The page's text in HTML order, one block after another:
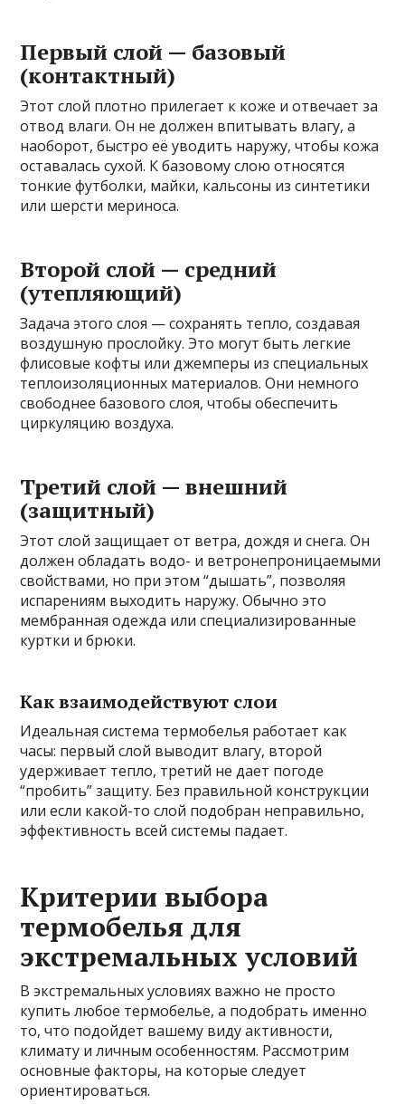
Первый слой — базовый
(контактный)
Этот слой плотно прилегает к коже и отвечает за
отвод влаги. Он не должен впитывать влагу, а
наоборот, быстро её уводить наружу, чтобы кожа
оставалась сухой. К базовому слою относятся
тонкие футболки, майки, кальсоны из синтетики
или шерсти мериноса.
Второй слой — средний
(утепляющий)
Задача этого слоя — сохранять тепло, создавая
воздушную прослойку. Это могут быть легкие
флисовые кофты или джемперы из специальных
теплоизоляционных материалов. Они немного
свободнее базового слоя, чтобы обеспечить
циркуляцию воздуха.
Третий слой — внешний
(защитный)
Этот слой защищает от ветра, дождя и снега. Он
должен обладать водо- и ветронепроницаемыми
свойствами, но при этом “дышать”, позволяя
испарениям выходить наружу. Обычно это
мембранная одежда или специализированные
куртки и брюки.
Как взаимодействуют слои
Идеальная система термобелья работает как
часы: первый слой выводит влагу, второй
удерживает тепло, третий не дает погоде
“пробить” защиту. Без правильной конструкции
или если какой-то слой подобран неправильно,
эффективность всей системы падает.
Критерии выбора
термобелья для
экстремальных условий
В экстремальных условиях важно не просто
купить любое термобелье, а подобрать именно
то, что подойдет вашему виду активности,
климату и личным особенностям. Рассмотрим
основные факторы, на которые следует
ориентироваться.